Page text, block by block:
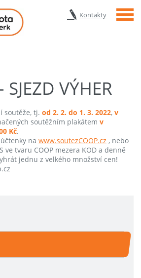
Kontakty Menu
SJEZD VÝHER
soutěže, tj. od 2. 2. do 1. 3. 2022, v
soutěžním plakátem v
Kč.
na www.soutezCOOP.cz , nebo
ve tvaru COOP mezera KOD a denně
jednu z velkého množství cen!